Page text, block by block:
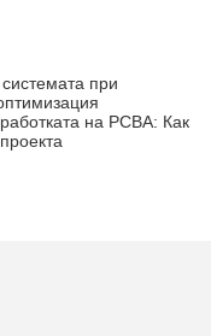
при
на PCBA: Как